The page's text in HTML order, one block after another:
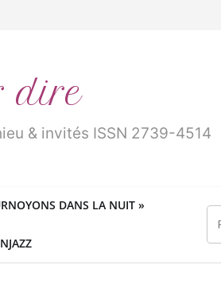
dire
& invités ISSN 2739-4514
DANS LA NUIT »